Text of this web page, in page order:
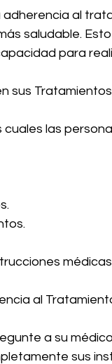
adherencia al
saludable.
para
sus
cuales las
al
a su
sus